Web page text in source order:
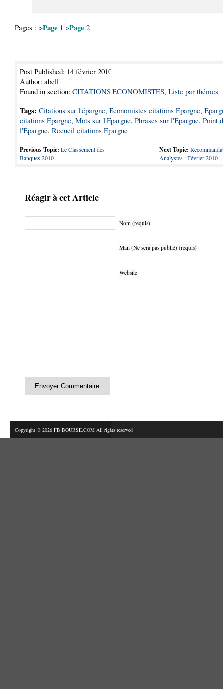
Pages : >Page 1 >Page 2
Post Published: 14 février 2010
Author: abell
Found in section: CITATIONS ECONOMISTES, Liste par thémes
Tags: Citations sur l'épargne, Economistes citations Epargne,
citations Epargne, Mots sur l'Epargne, Phrases sur l'Epargne, Point
l'Epargne, Recueil citations Epargne
Previous Topic: Le Classement des
Banques 2010
Next Topic:
Analystes : Février 2010
Réagir à cet Article
Nom (requis)
Mail (Ne sera pas publié) (requis)
Website
Copyright © 2026 FB BOURSE.COM All rights reserved